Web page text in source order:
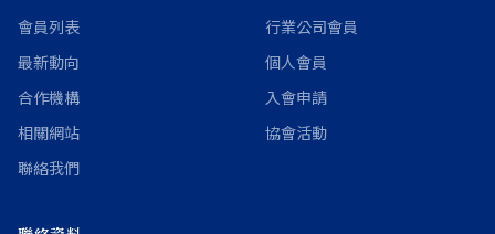
會員列表
最新動向
合作機構
相關網站
聯絡我們
行業公司會員
個人會員
入會申請
協會活動